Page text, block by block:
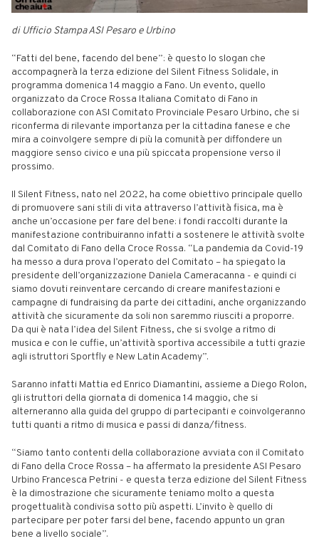
di Ufficio Stampa ASI Pesaro e Urbino
“Fatti del bene, facendo del bene”: è questo lo slogan che
accompagnerà la terza edizione del Silent Fitness Solidale, in
programma domenica 14 maggio a Fano. Un evento, quello
organizzato da Croce Rossa Italiana Comitato di Fano in
collaborazione con ASI Comitato Provinciale Pesaro Urbino, che si
riconferma di rilevante importanza per la cittadina fanese e che
mira a coinvolgere sempre di più la comunità per diffondere un
maggiore senso civico e una più spiccata propensione verso il
prossimo.
Il Silent Fitness, nato nel 2022, ha come obiettivo principale quello
di promuovere sani stili di vita attraverso l’attività fisica, ma è
anche un’occasione per fare del bene: i fondi raccolti durante la
manifestazione contribuiranno infatti a sostenere le attività svolte
dal Comitato di Fano della Croce Rossa. “La pandemia da Covid-19
ha messo a dura prova l’operato del Comitato – ha spiegato la
presidente dell’organizzazione Daniela Cameracanna - e quindi ci
siamo dovuti reinventare cercando di creare manifestazioni e
campagne di fundraising da parte dei cittadini, anche organizzando
attività che sicuramente da soli non saremmo riusciti a proporre.
Da qui è nata l’idea del Silent Fitness, che si svolge a ritmo di
musica e con le cuffie, un’attività sportiva accessibile a tutti grazie
agli istruttori Sportfly e New Latin Academy”.
Saranno infatti Mattia ed Enrico Diamantini, assieme a Diego Rolon,
gli istruttori della giornata di domenica 14 maggio, che si
alterneranno alla guida del gruppo di partecipanti e coinvolgeranno
tutti quanti a ritmo di musica e passi di danza/fitness.
“Siamo tanto contenti della collaborazione avviata con il Comitato
di Fano della Croce Rossa – ha affermato la presidente ASI Pesaro
Urbino Francesca Petrini - e questa terza edizione del Silent Fitness
è la dimostrazione che sicuramente teniamo molto a questa
progettualità condivisa sotto più aspetti. L’invito è quello di
partecipare per poter farsi del bene, facendo appunto un gran
bene a livello sociale”.